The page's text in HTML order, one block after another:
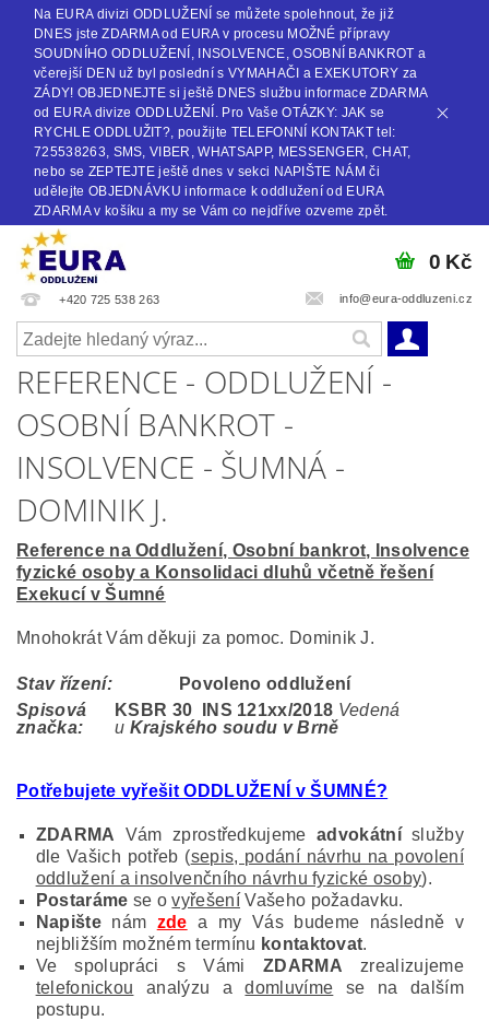
Na EURA divizi ODDLUŽENÍ se můžete spolehnout, že již
DNES jste ZDARMA od EURA v procesu MOŽNÉ přípravy
SOUDNÍHO ODDLUŽENÍ, INSOLVENCE, OSOBNÍ BANKROT a
včerejší DEN už byl poslední s VYMAHAČI a EXEKUTORY za
ZÁDY! OBJEDNEJTE si ještě DNES službu informace ZDARMA
od EURA divize ODDLUŽENÍ. Pro Vaše OTÁZKY: JAK se
RYCHLE ODDLUŽIT?, použijte TELEFONNÍ KONTAKT tel:
725538263, SMS, VIBER, WHATSAPP, MESSENGER, CHAT,
nebo se ZEPTEJTE ještě dnes v sekci NAPIŠTE NÁM či
udělejte OBJEDNÁVKU informace k oddlužení od EURA
ZDARMA v košíku a my se Vám co nejdříve ozveme zpět.
+420 725 538 263 info@eura-oddluzeni.cz
0 Kč
REFERENCE - ODDLUŽENÍ -
OSOBNÍ BANKROT -
INSOLVENCE - ŠUMNÁ -
DOMINIK J.
Reference na Oddlužení, Osobní bankrot, Insolvence
fyzické osoby a Konsolidaci dluhů včetně řešení
Exekucí v Šumné
Mnohokrát Vám děkuji za pomoc. Dominik J.
Stav řízení:
Povoleno oddlužení
Spisová
značka:
KSBR 30 INS 121xx/2018 Vedená
u Krajského soudu v Brně
Potřebujete vyřešit ODDLUŽENÍ v ŠUMNÉ?
ZDARMA Vám zprostředkujeme advokátníslužby
dle Vašich potřeb (sepis, podání návrhu na povolení
oddlužení a insolvenčního návrhu fyzické osoby).
Postaráme se ovyřešeníVašeho požadavku.
Napištenám zde a my Vás budeme následně v
nejbližším možném termínu kontaktovat.
Ve spolupráci s Vámi ZDARMA zrealizujeme
telefonickou analýzu adomluvíme se na dalším
postupu.